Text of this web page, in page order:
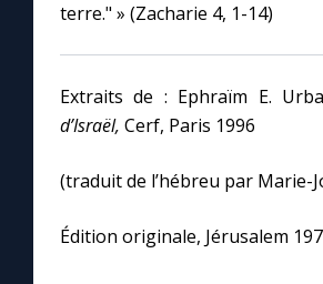
terre." » (Zacharie 4, 1-14)
Extraits de : Ephraïm E.
d’Israël, Cerf, Paris 1996
(traduit de l’hébreu par Marie-
Édition originale, Jérusalem